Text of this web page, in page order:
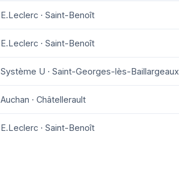
E.Leclerc · Saint-Benoît
E.Leclerc · Saint-Benoît
Système U · Saint-Georges-lès-Baillargeaux
Auchan · Châtellerault
E.Leclerc · Saint-Benoît